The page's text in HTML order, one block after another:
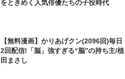
をときめく人気俳優たちの子役時代
【無料漫画】かりあげクン(2096回)毎日
2回配信!「脳」強すぎる“脳”の持ち主/植
田まさし